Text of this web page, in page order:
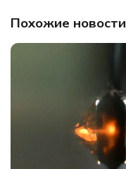
Похожие новости